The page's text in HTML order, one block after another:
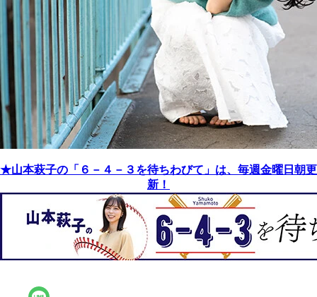
★山本萩子の「６－４－３を待ちわびて」は、毎週金曜日朝更
新！